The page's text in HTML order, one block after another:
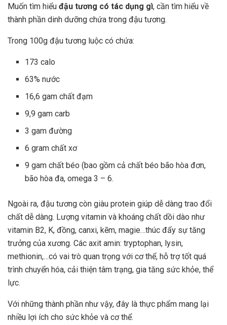
Muốn tìm hiểu đậu tương có tác dụng gì, cần tìm hiểu về
thành phần dinh dưỡng chứa trong đậu tương.
Trong 100g đậu tương luộc có chứa:
173 calo
63% nước
16,6 gam chất đạm
9,9 gam carb
3 gam đường
6 gram chất xơ
9 gam chất béo (bao gồm cả chất béo bão hòa đơn,
bão hòa đa, omega 3 – 6.
Ngoài ra, đậu tương còn giàu protein giúp dễ dàng trao đổi
chất dễ dàng. Lượng vitamin và khoáng chất dồi dào như
vitamin B2, K, đồng, canxi, kẽm, magie…thúc đẩy sự tăng
trưởng của xương. Các axit amin: tryptophan, lysin,
methionin,…có vai trò quan trọng với cơ thể, hỗ trợ tốt quá
trình chuyển hóa, cải thiện tâm trạng, gia tăng sức khỏe, thể
lực.
Với những thành phần như vậy, đây là thực phẩm mang lại
nhiều lợi ích cho sức khỏe và cơ thể.